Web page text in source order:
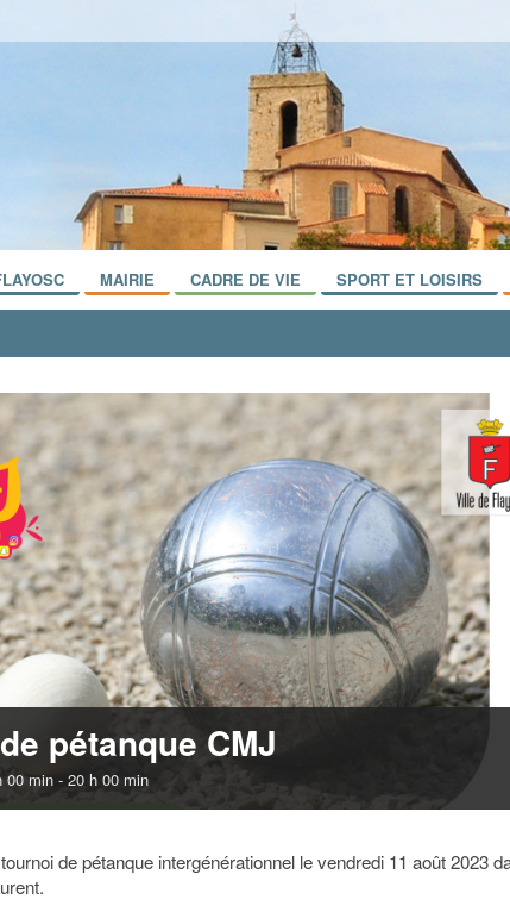
MAIRIE CADRE DE VIE SPORT ET LOISIRS
pétanque CMJ
00 min- 20 h 00 min
de pétanque intergénérationnel le vendredi 11 août 2023